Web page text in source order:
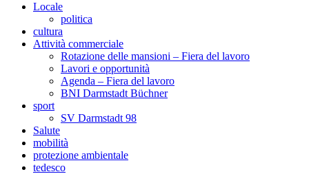
Locale
politica
cultura
Attività commerciale
Rotazione delle mansioni – Fiera del lavoro
Lavori e opportunità
Agenda – Fiera del lavoro
BNI Darmstadt Büchner
sport
SV Darmstadt 98
Salute
mobilità
protezione ambientale
tedesco